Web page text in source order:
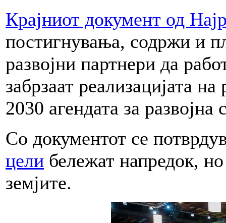
Крајниот документ од
постигнувања, содржи и
развојни партнери да
забрзаат реализацијата
2030 агендата за развојна
Со документот се
цели бележат напредок,
земјите.